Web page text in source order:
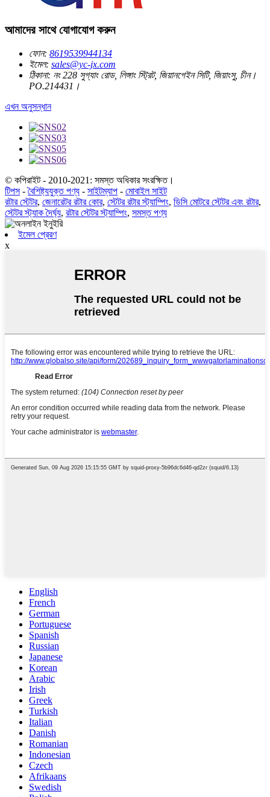
আমাদের সাথে যোগাযোগ করুন
ফোন: 8619539944134
ইমেল: sales@yc-jx.com
ঠিকানা: নং 228 সুগ্যাং রোড, লিঙ্গাং স্ট্রিট, জিয়ানগেইন সিটি, জিয়াংসু, চীন।
PO.214431।
এখন অনুসন্ধান
© কপিরাইট - 2010-2021: সমস্ত অধিকার সংরক্ষিত।
টিপস-বৈশিষ্ট্যযুক্ত পণ্য - সাইটম্যাপ - মোবাইল সাইট
রটার স্টেটর, জেনারেটর রটার কোর, স্টেটর রটার স্ট্যাম্পিং, ডিসি মোটরে স্টেটর এবং রটার,
স্টেটর স্ট্যাক দৈর্ঘ্য, রটার স্টেটর স্ট্যাম্পিং, সমস্ত পণ্য
ইমেল প্রেরণ
x
English
French
German
Portuguese
Spanish
Russian
Japanese
Korean
Arabic
Irish
Greek
Turkish
Italian
Danish
Romanian
Indonesian
Czech
Afrikaans
Swedish